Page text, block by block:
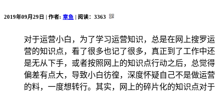
2019年09月29日 | 作者: 章鱼 | 阅读： 3363
对于运营小白，为了学习运营知识，总是在网上搜罗运
营的知识点，看了很多也记了很多，真正到了工作中还
是无从下手，或者按照网上的知识点行动之后，总觉得
偏差有点大，导致小白彷徨，深度怀疑自己不是做运营
的料，一度想转行。其实，网上的碎片化的知识点对于